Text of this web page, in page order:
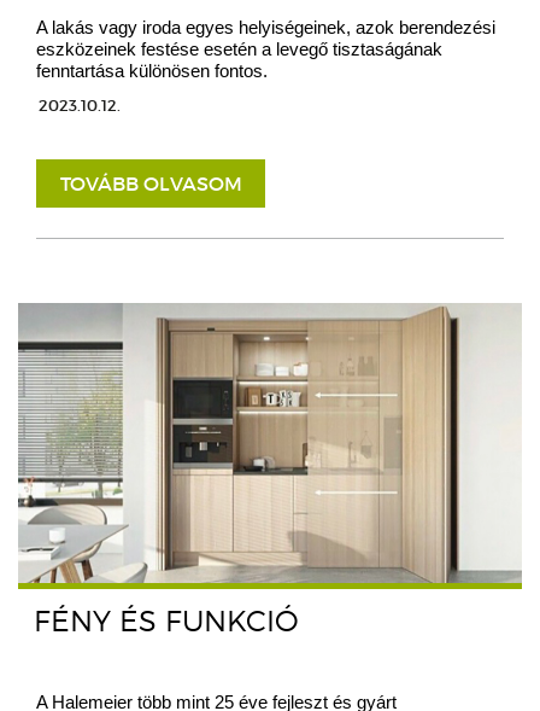
A lakás vagy iroda egyes helyiségeinek, azok berendezési
eszközeinek festése esetén a levegő tisztaságának
fenntartása különösen fontos.
2023.10.12.
TOVÁBB OLVASOM
FÉNY ÉS FUNKCIÓ
A Halemeier több mint 25 éve fejleszt és gyárt